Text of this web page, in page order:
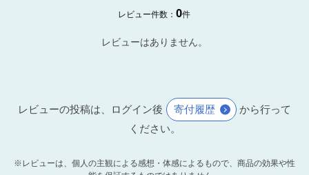
レビュー件数：0件
レビューはありません。
レビューの投稿は、ログイン後 寄付履歴
から行って
ください。
※レビューは、個人の主観による感想・体感によるもので、商品の効果や性